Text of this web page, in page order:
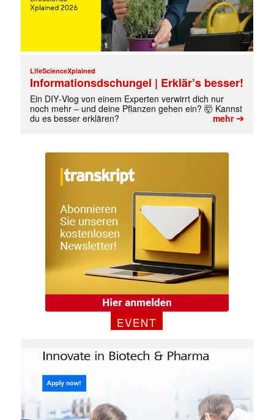
LifeScienceXplained
Informationsdschungel | Erklär’s besser!
Ein DIY‑Vlog von einem Experten verwirrt dich nur
noch mehr – und deine Pflanzen gehen ein? 🤯 Kannst
du es besser erklären?
mehr➔
EVENT